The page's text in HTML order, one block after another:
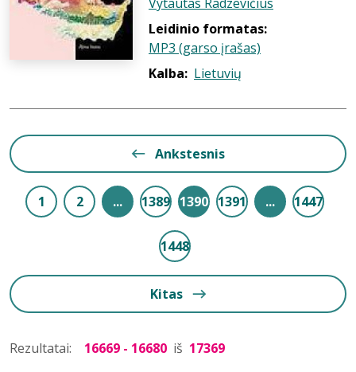
Leidinio formatas:
MP3 (garso įrašas)
Kalba: Lietuvių
Ankstesnis
1 2 ... 1389 1390 1391 ... 1447
1448
Kitas
Rezultatai: 16669 - 16680 iš 17369